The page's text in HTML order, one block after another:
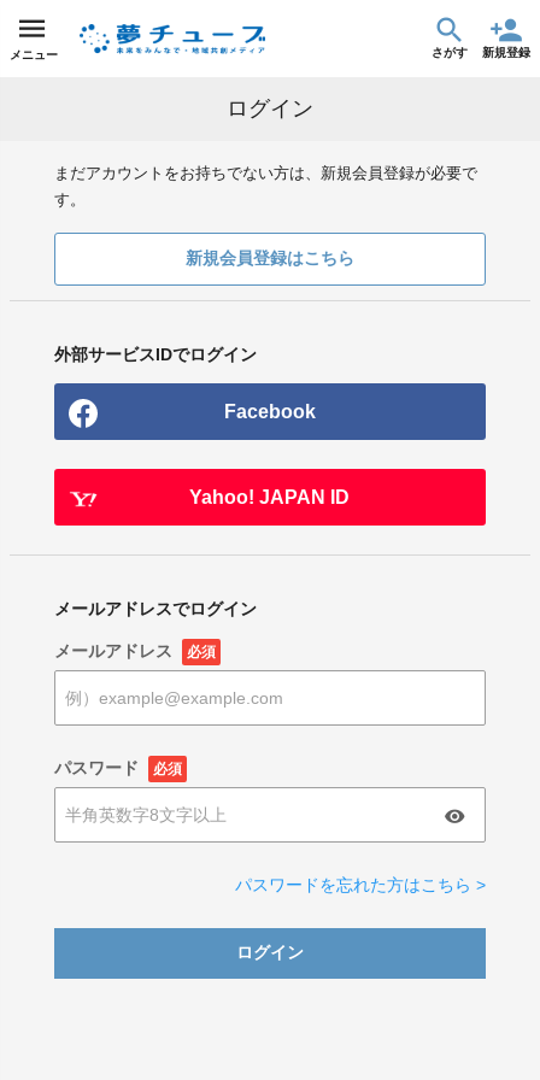
メニュー さがす 新規登録
ログイン
まだアカウントをお持ちでない方は、新規会員登録が必要で
す。
新規会員登録はこちら
外部サービスIDでログイン
Facebook
Yahoo! JAPAN ID
メールアドレスでログイン
メールアドレス 必須
パスワード 必須
パスワードを忘れた方はこちら >
ログイン